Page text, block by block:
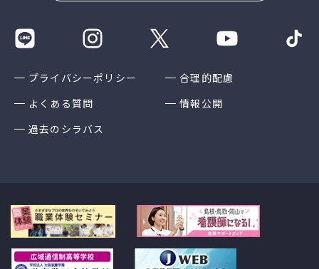
プライバシーポリシー
合理的配慮
よくある質問
情報公開
過去のシラバス